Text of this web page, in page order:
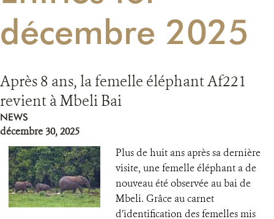
décembre 2025
Après 8 ans, la femelle éléphant Af221
revient à Mbeli Bai
NEWS
décembre 30, 2025
Plus de huit ans après sa dernière
visite, une femelle éléphant a de
nouveau été observée au bai de
Mbeli. Grâce au carnet
d’identification des femelles mis